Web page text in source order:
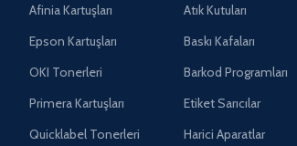
Afinia Kartuşları
Epson Kartuşları
OKI Tonerleri
Primera Kartuşları
Quicklabel Tonerleri
Atık Kutuları
Baskı Kafaları
Barkod Programları
Etiket Sarıcılar
Harici Aparatlar